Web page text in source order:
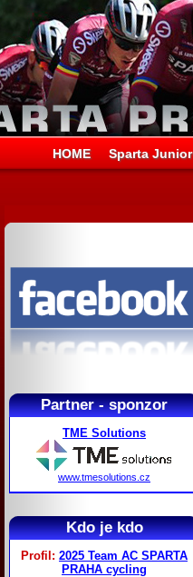
HOME Sparta Junior
Partner - sponzor
TME Solutions
www.tmesolutions.cz
Kdo je kdo
Profil: 2025 Team AC SPARTA
PRAHA cycling